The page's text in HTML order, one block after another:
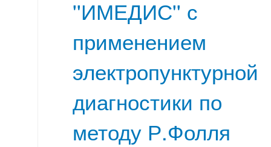
''ИМЕДИС'' с
применением
электропунктурной
диагностики по
методу Р.Фолля